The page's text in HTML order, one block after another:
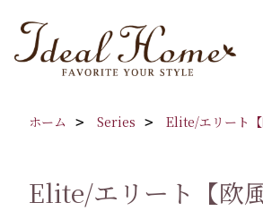
ホーム Series Elite/エリート【
Elite/エリート【欧